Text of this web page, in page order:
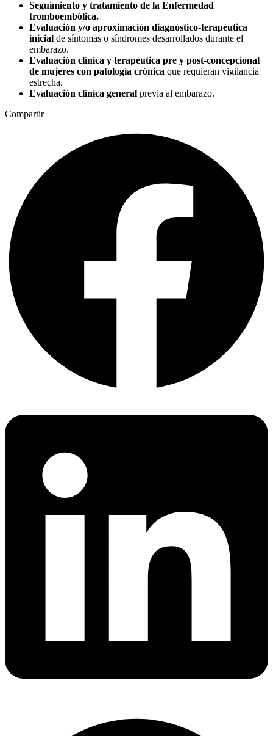
Seguimiento y tratamiento de la Enfermedad
tromboembólica.
Evaluación y/o aproximación diagnóstico-terapéutica
inicial de síntomas o síndromes desarrollados durante el
embarazo.
Evaluación clínica y terapéutica pre y post-concepcional
de mujeres con patología crónica que requieran vigilancia
estrecha.
Evaluación clínica general previa al embarazo.
Compartir